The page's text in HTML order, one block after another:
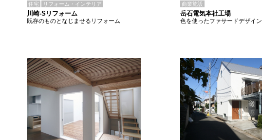
住宅 リフォーム・インテリア
川崎-Sリフォーム
既存のものとなじませるリフォーム
商業施設
岳石電気本社工場
色を使ったファサードデザイン